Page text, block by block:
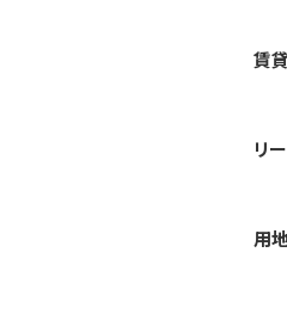
賃
リ
用